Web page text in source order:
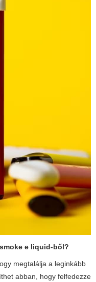
e liquid-ből?
megtalálja a leginkább
abban, hogy felfedezze